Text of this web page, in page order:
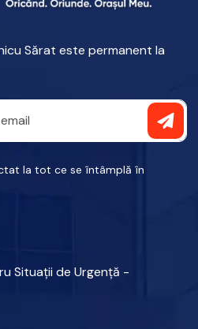
Sărat este permanent la
la tot ce se întâmplă în
Situații de Urgență -